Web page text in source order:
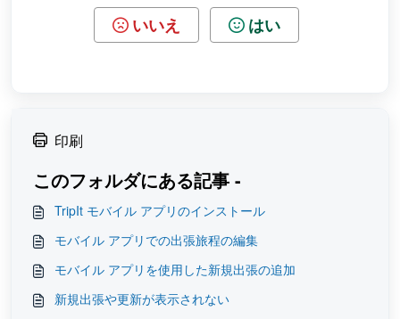
いいえ はい
印刷
このフォルダにある記事 -
TripIt モバイル アプリのインストール
モバイル アプリでの出張旅程の編集
モバイル アプリを使用した新規出張の追加
新規出張や更新が表示されない